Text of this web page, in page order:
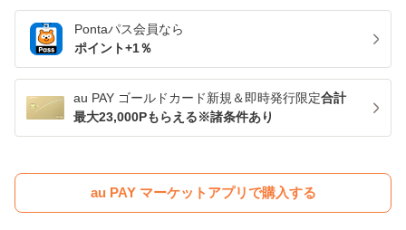
Pontaパス会員なら
ポイント+1％
au PAY ゴールドカード新規＆即時発行限定合計
最大23,000Pもらえる※諸条件あり
au PAY マーケットアプリで購入する